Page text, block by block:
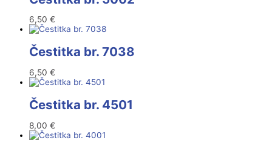
6,50 €
Čestitka br. 7038
6,50 €
Čestitka br. 4501
8,00 €